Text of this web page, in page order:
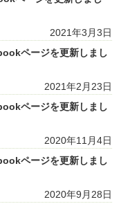
2021年3月3日
ページを更新しまし
2021年2月23日
ページを更新しまし
2020年11月4日
ページを更新しまし
2020年9月28日